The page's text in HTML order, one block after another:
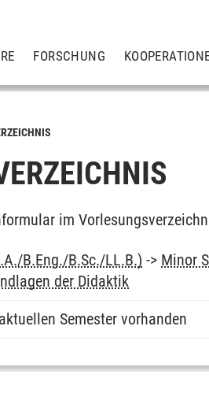
FORSCHUNG
im
B.Eng./B.Sc./LL.B.) -> Minor
der Didaktik
Semester vorhanden